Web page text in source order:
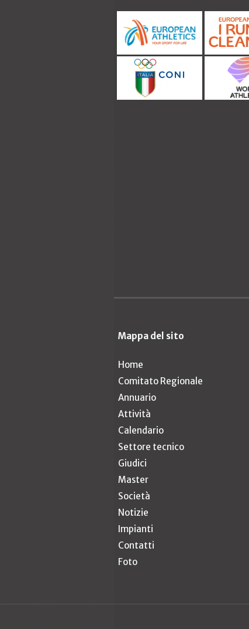
Mappa del sito
Home
Comitato Regionale
Annuario
Attività
Calendario
Settore tecnico
Giudici
Master
Società
Notizie
Impianti
Contatti
Foto